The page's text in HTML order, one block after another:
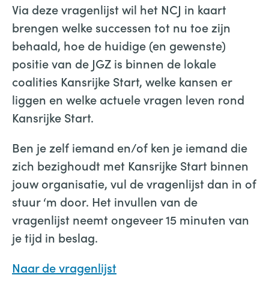
Via deze vragenlijst wil het NCJ in kaart
brengen welke successen tot nu toe zijn
behaald, hoe de huidige (en gewenste)
positie van de JGZ is binnen de lokale
coalities Kansrijke Start, welke kansen er
liggen en welke actuele vragen leven rond
Kansrijke Start.
Ben je zelf iemand en/of ken je iemand die
zich bezighoudt met Kansrijke Start binnen
jouw organisatie, vul de vragenlijst dan in of
stuur ‘m door. Het invullen van de
vragenlijst neemt ongeveer 15 minuten van
je tijd in beslag.
Naar de vragenlijst